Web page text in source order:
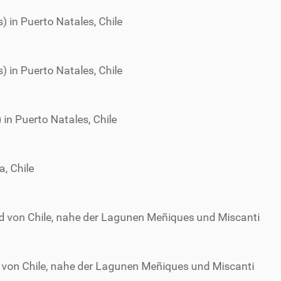
in Puerto Natales, Chile
in Puerto Natales, Chile
Puerto Natales, Chile
Chile
Chile, nahe der Lagunen Meñiques und Miscanti
Chile, nahe der Lagunen Meñiques und Miscanti